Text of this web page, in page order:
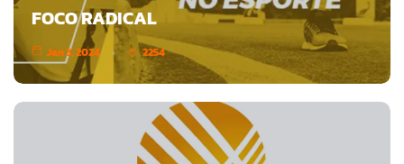
FOCO RADICAL
Jan 3, 2024 2254